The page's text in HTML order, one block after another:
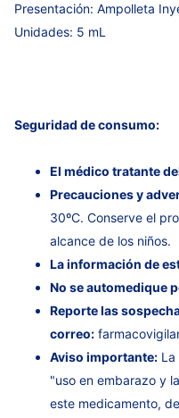
Presentación: Ampolleta
Unidades: 5 mL
Seguridad de consumo:
El médico tratante
Precauciones y
30ºC. Conserve el
alcance de los niños.
La información de
No se automedique
Reporte las
correo:
Aviso importante:
"uso en embarazo y
este medicamento,